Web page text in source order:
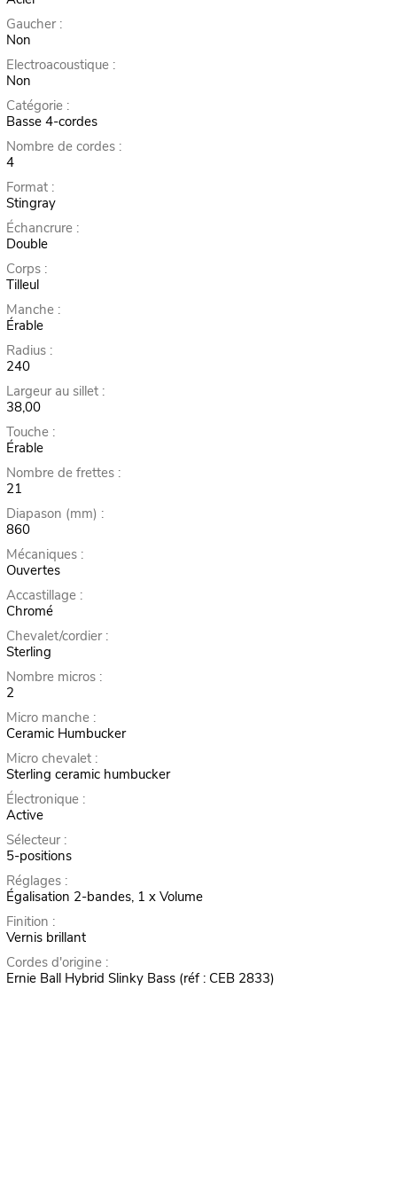
Gaucher :
Non
Electroacoustique :
Non
Catégorie :
Basse 4-cordes
Nombre de cordes :
4
Format :
Stingray
Échancrure :
Double
Corps :
Tilleul
Manche :
Érable
Radius :
240
Largeur au sillet :
38,00
Touche :
Érable
Nombre de frettes :
21
Diapason (mm) :
860
Mécaniques :
Ouvertes
Accastillage :
Chromé
Chevalet/cordier :
Sterling
Nombre micros :
2
Micro manche :
Ceramic Humbucker
Micro chevalet :
Sterling ceramic humbucker
Électronique :
Active
Sélecteur :
5-positions
Réglages :
Égalisation 2-bandes, 1 x Volume
Finition :
Vernis brillant
Cordes d'origine :
Ernie Ball Hybrid Slinky Bass (réf : CEB 2833)